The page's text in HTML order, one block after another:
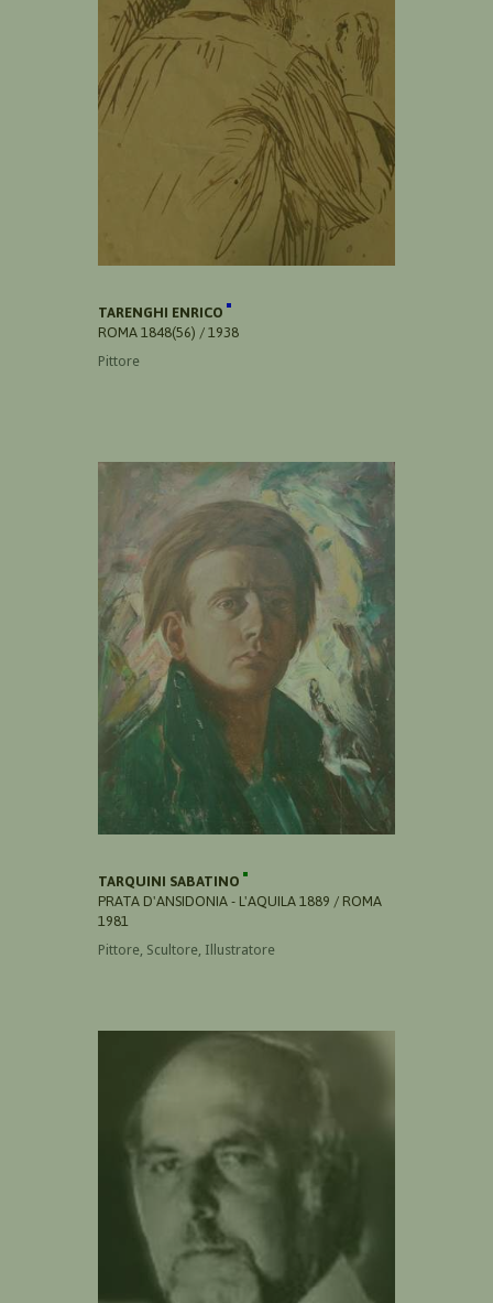
TARENGHI ENRICO
ROMA 1848(56) / 1938
Pittore
TARQUINI SABATINO
PRATA D'ANSIDONIA - L'AQUILA 1889 / ROMA
1981
Pittore, Scultore, Illustratore